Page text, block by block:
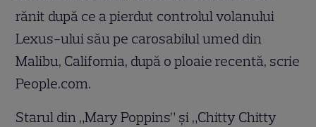
rănit după ce a pierdut controlul volanului
Lexus-ului său pe carosabilul umed din
Malibu, California, după o ploaie recentă, scrie
People.com.
Starul din „Mary Poppins” și „Chitty Chitty